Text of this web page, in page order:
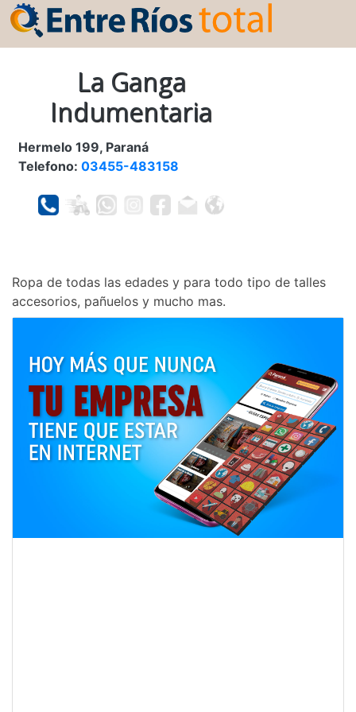
La Ganga
Indumentaria
Hermelo 199, Paraná
Telefono: 03455-483158
Ropa de todas las edades y para todo tipo de talles
accesorios, pañuelos y mucho mas.